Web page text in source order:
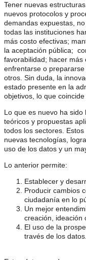
Tener nuevas
nuevos protocolos y
demandas expuestas,
todas las instituciones
más costo efectivas;
la aceptación pública;
favorabilidad; hacer más
enfrentarse o
otros. Sin duda, la
estado presente en la
objetivos, lo que
Lo que es nuevo ha
teóricos y propuestas
todos los sectores.
nuevas tecnologías,
uso de los datos y un
Lo anterior permite:
Establecer y
Producir cambios
ciudadanía en lo
Un mejor
creación, ideación
El uso de la
través de los datos.